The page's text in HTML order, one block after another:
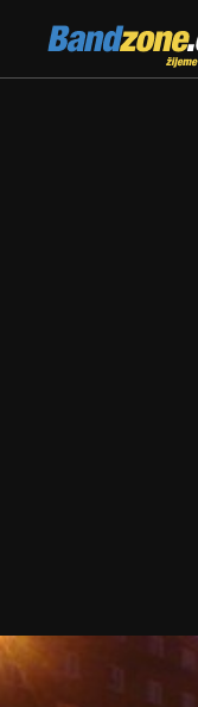
Bandzone.cz
žijeme hudbou